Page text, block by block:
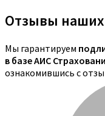
Отзывы
Мы гарантируем
в базе АИС
ознакомившись с